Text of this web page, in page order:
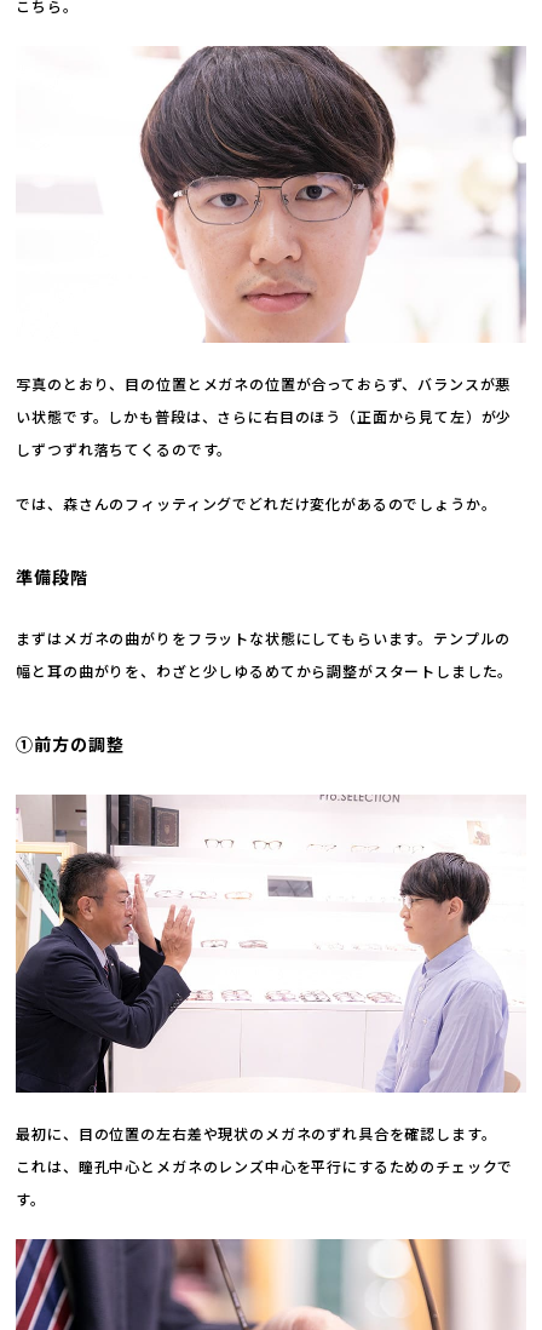
こちら。
写真のとおり、目の位置とメガネの位置が合っておらず、バランスが悪
い状態です。しかも普段は、さらに右目のほう（正面から見て左）が少
しずつずれ落ちてくるのです。
では、森さんのフィッティングでどれだけ変化があるのでしょうか。
準備段階
まずはメガネの曲がりをフラットな状態にしてもらいます。テンプルの
幅と耳の曲がりを、わざと少しゆるめてから調整がスタートしました。
①前方の調整
最初に、目の位置の左右差や現状のメガネのずれ具合を確認します。
これは、瞳孔中心とメガネのレンズ中心を平行にするためのチェックで
す。